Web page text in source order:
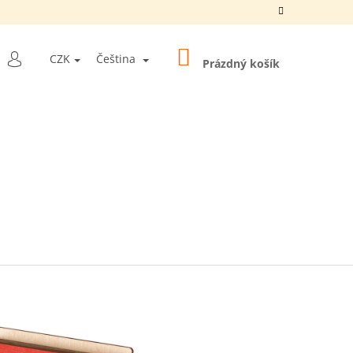
PŘIHLÁŠENÍ
CZK Čeština NÁKUPNÍ
KOŠÍK
Prázdný košík
"10 BALLS
MM